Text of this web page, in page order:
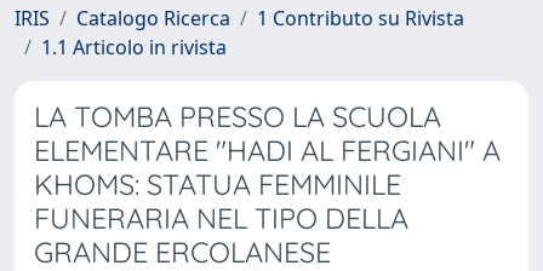
IRIS Catalogo Ricerca
1 Contributo su Rivista
1.1 Articolo in rivista
LA TOMBA PRESSO LA SCUOLA
ELEMENTARE "HADI AL FERGIANI" A
KHOMS: STATUA FEMMINILE
FUNERARIA NEL TIPO DELLA
GRANDE ERCOLANESE